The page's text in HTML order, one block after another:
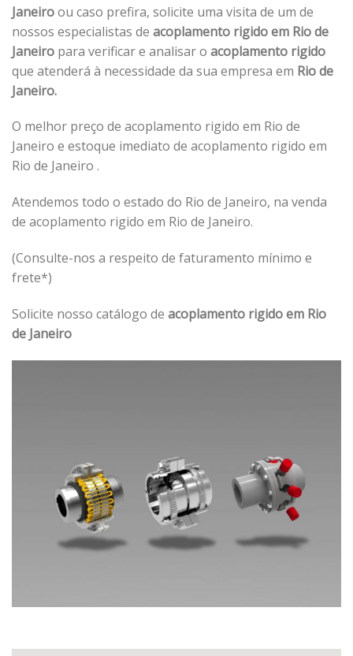
Janeiroou caso prefira, solicite uma visita de um de
nossos especialistas de acoplamento rigido em Rio de
Janeiro para verificar e analisar o acoplamento rigido
que atenderá à necessidade da sua empresa em Rio de
Janeiro.
O melhor preço de acoplamento rigido em Rio de
Janeiro e estoque imediato de acoplamento rigido em
Rio de Janeiro .
Atendemos todo o estado do Rio de Janeiro, na venda
de acoplamento rigido em Rio de Janeiro.
(Consulte-nos a respeito de faturamento mínimo e
frete*)
Solicite nosso catálogo de acoplamento rigido em Rio
de Janeiro